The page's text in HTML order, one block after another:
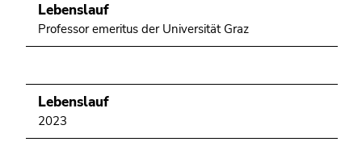
Lebenslauf
Professor emeritus der Universität Graz
Lebenslauf
2023